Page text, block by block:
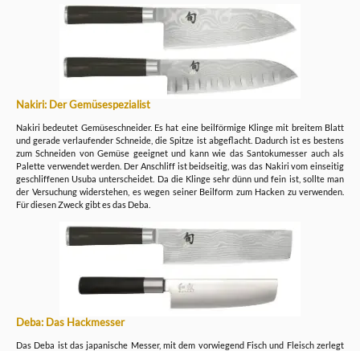
Nakiri: Der Gemüsespezialist
Nakiri bedeutet Gemüseschneider. Es hat eine beilförmige Klinge mit breitem Blatt
und gerade verlaufender Schneide, die Spitze ist abgeflacht. Dadurch ist es bestens
zum Schneiden von Gemüse geeignet und kann wie das Santokumesser auch als
Palette verwendet werden. Der Anschliff ist beidseitig, was das Nakiri vom einseitig
geschliffenen Usuba unterscheidet. Da die Klinge sehr dünn und fein ist, sollte man
der Versuchung widerstehen, es wegen seiner Beilform zum Hacken zu verwenden.
Für diesen Zweck gibt es das Deba.
Deba: Das Hackmesser
Das Deba ist das japanische Messer, mit dem vorwiegend Fisch und Fleisch zerlegt